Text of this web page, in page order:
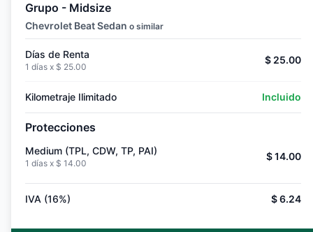
Grupo - Midsize
Chevrolet Beat Sedan o similar
Días de Renta
1 días x $ 25.00
$ 25.00
Kilometraje Ilimitado Incluido
Protecciones
Medium (TPL, CDW, TP, PAI)
1 días x $ 14.00
$ 14.00
IVA (16%) $ 6.24